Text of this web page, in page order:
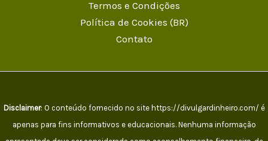
Termos e Condições
Política de Cookies (BR)
Contato
Disclaimer: O conteúdo fornecido no site https://divulgardinheiro.com/ é
apenas para fins informativos e educacionais. Nenhuma informação